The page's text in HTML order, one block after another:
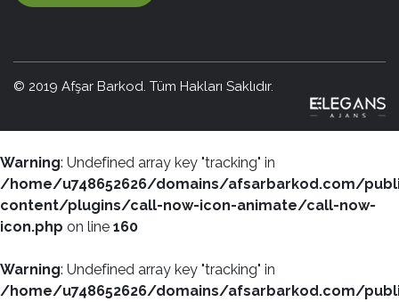
© 2019 Afşar Barkod. Tüm Hakları Saklıdır.
Warning: Undefined array key "tracking" in
/home/u748652626/domains/afsarbarkod.com/
content/plugins/call-now-icon-animate/call-now-
icon.php on line 160
Warning: Undefined array key "tracking" in
/home/u748652626/domains/afsarbarkod.com/